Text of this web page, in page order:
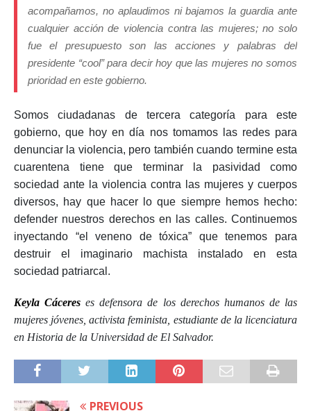
acompañamos, no aplaudimos ni bajamos la guardia ante
cualquier acción de violencia contra las mujeres; no solo
fue el presupuesto son las acciones y palabras del
presidente “cool” para decir hoy que las mujeres no somos
prioridad en este gobierno.
Somos ciudadanas de tercera categoría para este
gobierno, que hoy en día nos tomamos las redes para
denunciar la violencia, pero también cuando termine esta
cuarentena tiene que terminar la pasividad como
sociedad ante la violencia contra las mujeres y cuerpos
diversos, hay que hacer lo que siempre hemos hecho:
defender nuestros derechos en las calles. Continuemos
inyectando “el veneno de tóxica” que tenemos para
destruir el imaginario machista instalado en esta
sociedad patriarcal.
Keyla Cáceres es defensora de los derechos humanos de las
mujeres jóvenes, activista feminista, estudiante de la licenciatura
en Historia de la Universidad de El Salvador.
PREVIOUS